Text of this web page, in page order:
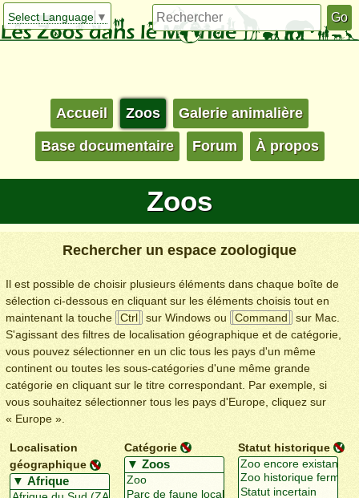
Select Language ▼
Accueil Zoos Galerie animalière
Base documentaire Forum À propos
Zoos
Rechercher un espace zoologique
Il est possible de choisir plusieurs éléments dans chaque boîte de
sélection ci-dessous en cliquant sur les éléments choisis tout en
maintenant la touche
Ctrl sur Windows ou Command
sur Mac.
S'agissant des filtres de localisation géographique et de catégorie,
vous pouvez sélectionner en un clic tous les pays d'un même
continent ou toutes les sous-catégories d'une même grande
catégorie en cliquant sur le titre correspondant. Par exemple, si
vous souhaitez sélectionner tous les pays d'Europe, cliquez sur
« Europe ».
Localisation
géographique
Catégorie Statut historique